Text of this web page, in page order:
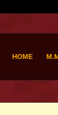
HOME